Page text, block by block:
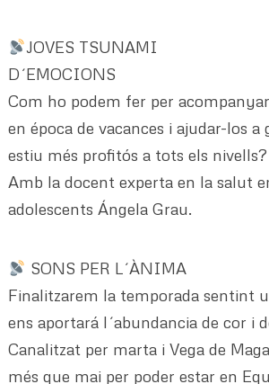
JOVES TSUNAMI
D´EMOCIONS
Com ho podem fer per
en época de vacances i ajudar-los a
estiu més profitós a tots els nivells?
Amb la docent experta en la salut
adolescents Ángela Grau.
SONS PER L´ÀNIMA
Finalitzarem la temporada sentint
ens aportará l´abundancia de cor i
Canalitzat per marta i Vega de
més que mai per poder estar en